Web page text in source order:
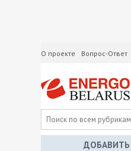
О проекте Вопрос-Ответ